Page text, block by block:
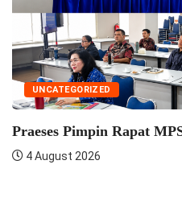
UNCATEGORIZED
Praeses Pimpin Rapat
4 August 2026